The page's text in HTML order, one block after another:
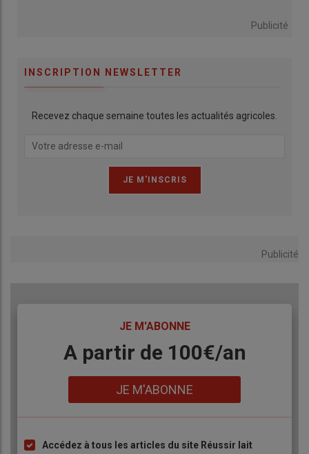
Publicité
INSCRIPTION NEWSLETTER
Recevez chaque semaine toutes les actualités agricoles.
Publicité
JE M'ABONNE
BodyA partir de 100€/an
JE M'ABONNE
ListeAccédez à tous les articles du site Réussir lait